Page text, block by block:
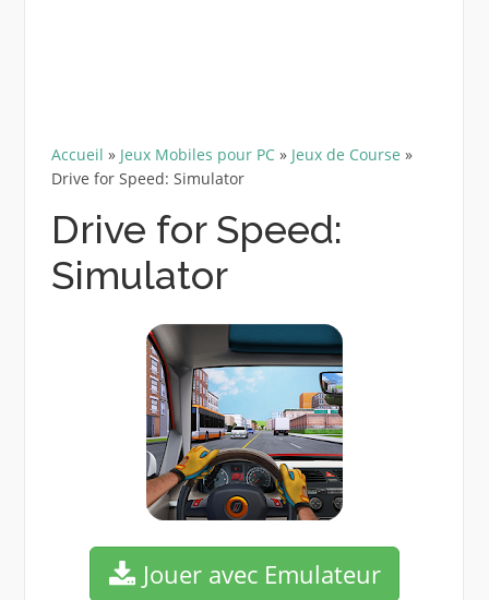
Accueil » Jeux Mobiles pour PC» Jeux de Course »
Drive for Speed: Simulator
Drive for Speed:
Simulator
Jouer avec Emulateur